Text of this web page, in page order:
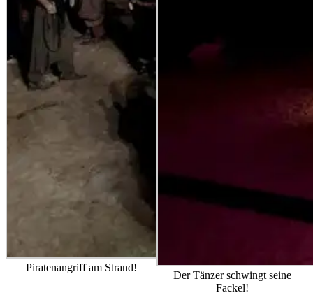
Piratenangriff am Strand!
Der Tänzer schwingt seine
Fackel!